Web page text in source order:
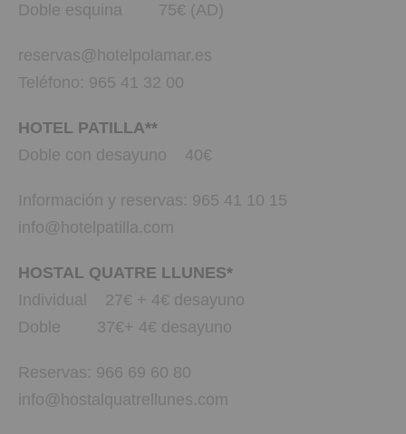
Doble esquina 75€ (AD)
reservas@hotelpolamar.es
Teléfono: 965 41 32 00
HOTEL PATILLA**
Doble con desayuno 40€
Información y reservas: 965 41 10 15
info@hotelpatilla.com
HOSTAL QUATRE LLUNES*
Individual 27€ + 4€ desayuno
Doble 37€+ 4€ desayuno
Reservas: 966 69 60 80
info@hostalquatrellunes.com